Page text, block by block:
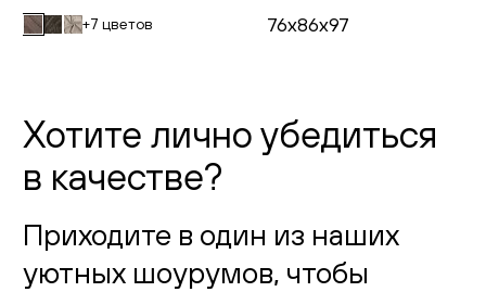
+7 цветов 76x86x97
Хотите лично убедиться
в качестве?
Приходите в один из наших
уютных шоурумов, чтобы